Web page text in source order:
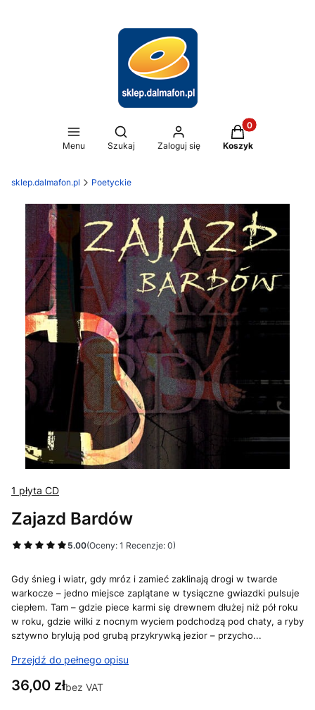
Menu
Otwórz wyszukiwarkę
Szukaj Zaloguj się
Produkty w
Koszyk
sklep.dalmafon.pl Poetyckie
1 płyta CD
Zajazd Bardów
5.00(Oceny: 1 Recenzje: 0)
Gdy śnieg i wiatr, gdy mróz i zamieć zaklinają drogi w twarde
warkocze – jedno miejsce zaplątane w tysiączne gwiazdki pulsuje
ciepłem. Tam – gdzie piece karmi się drewnem dłużej niż pół roku
w roku, gdzie wilki z nocnym wyciem podchodzą pod chaty, a ryby
sztywno brylują pod grubą przykrywką jezior – przycho...
Przejdź do pełnego opisu
Cena
36,00 złbez VAT